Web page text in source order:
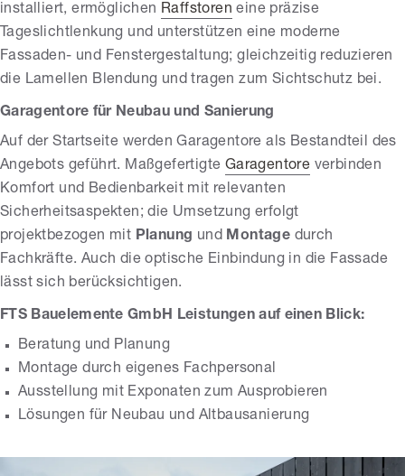
installiert, ermöglichen Raffstoren eine präzise
Tageslichtlenkung und unterstützen eine moderne
Fassaden- und Fenstergestaltung; gleichzeitig reduzieren
die Lamellen Blendung und tragen zum Sichtschutz bei.
Garagentore für Neubau und Sanierung
Auf der Startseite werden Garagentore als Bestandteil des
Angebots geführt. Maßgefertigte Garagentore verbinden
Komfort und Bedienbarkeit mit relevanten
Sicherheitsaspekten; die Umsetzung erfolgt
projektbezogen mit Planung und Montage durch
Fachkräfte. Auch die optische Einbindung in die Fassade
lässt sich berücksichtigen.
FTS Bauelemente GmbH Leistungen auf einen Blick:
Beratung und Planung
Montage durch eigenes Fachpersonal
Ausstellung mit Exponaten zum Ausprobieren
Lösungen für Neubau und Altbausanierung